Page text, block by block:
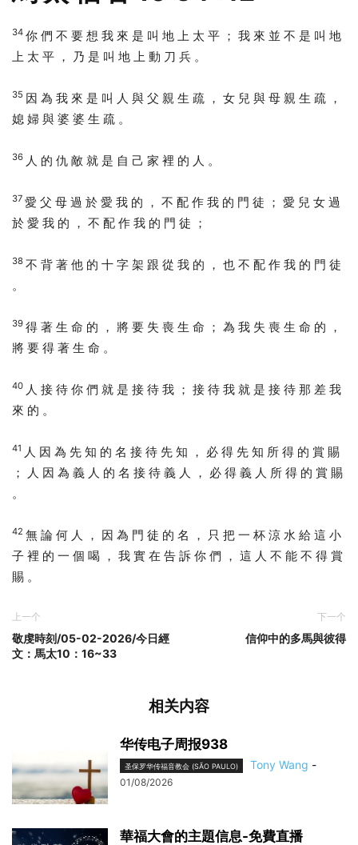
34 你 們 不 要 想 我 來 是 叫 地 上 太 平 ； 我 來 並 不 是 叫 地
上 太 平 ， 乃 是 叫 地 上 動 刀 兵 。
35 因 為 我 來 是 叫 人 與 父 親 生 疏 ， 女 兒 與 母 親 生 疏 ，
媳 婦 與 婆 婆 生 疏 。
36 人 的 仇 敵 就 是 自 己 家 裡 的 人 。
37 愛 父 母 過 於 愛 我 的 ， 不 配 作 我 的 門 徒 ； 愛 兒 女 過
於 愛 我 的 ， 不 配 作 我 的 門 徒 ；
38 不 背 著 他 的 十 字 架 跟 從 我 的 ， 也 不 配 作 我 的 門 徒
。
39 得 著 生 命 的 ， 將 要 失 喪 生 命 ； 為 我 失 喪 生 命 的 ，
將 要 得 著 生 命 。
40 人 接 待 你 們 就 是 接 待 我 ； 接 待 我 就 是 接 待 那 差 我
來 的 。
41 人 因 為 先 知 的 名 接 待 先 知 ， 必 得 先 知 所 得 的 賞 賜
； 人 因 為 義 人 的 名 接 待 義 人 ， 必 得 義 人 所 得 的 賞 賜
。
42 無 論 何 人 ， 因 為 門 徒 的 名 ， 只 把 一 杯 涼 水 給 這 小
子 裡 的 一 個 喝 ， 我 實 在 告 訴 你 們 ， 這 人 不 能 不 得 賞
賜 。
上一个
敬虔時刻/05-02-2026/今日經
文：馬太10：16~33
下一个
信仰中的多馬與彼得
相关内容
华传电子周报938
圣保罗华传福音教会 (SÃO PAULO) Tony Wang -
01/08/2026
華福大會的主題信息-免費直播